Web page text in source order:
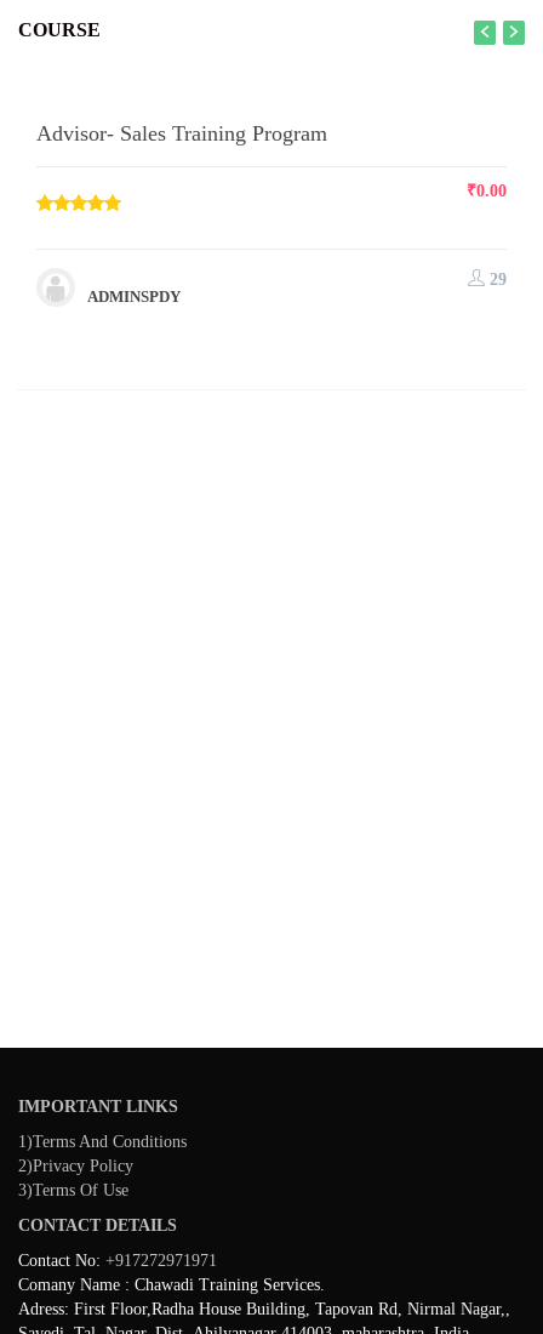
COURSE
Advisor- Sales Training Program
₹0.00
ADMINSPDY
29
IMPORTANT LINKS
1)Terms And Conditions
2)Privacy Policy
3)Terms Of Use
CONTACT DETAILS
Contact No: +917272971971
Comany Name : Chawadi Training Services.
Adress: First Floor,Radha House Building, Tapovan Rd, Nirmal Nagar,,